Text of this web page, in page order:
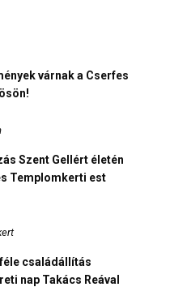
várnak a Cserfes
Szent Gellért életén
Templomkerti est
családállítás
nap Takács Reával